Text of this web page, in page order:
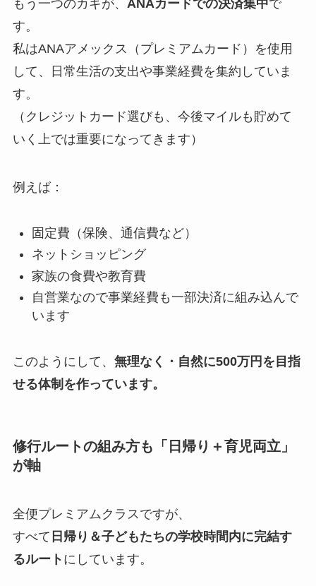
もう一つのカギが、 ANAカードでの決済集中で
す。
私はANAアメックス（プレミアムカード）を使用
して、日常生活の支出や事業経費を集約していま
す。
（クレジットカード選びも、今後マイルも貯めて
いく上では重要になってきます）
例えば：
固定費（保険、通信費など）
ネットショッピング
家族の食費や教育費
自営業なので事業経費も一部決済に組み込んで
います
このようにして、 無理なく・自然に500万円を目指
せる体制を作っています。
修行ルートの組み方も「日帰り＋育児両立」
が軸
全便プレミアムクラスですが、
すべて 日帰り＆子どもたちの学校時間内に完結す
るルート にしています。